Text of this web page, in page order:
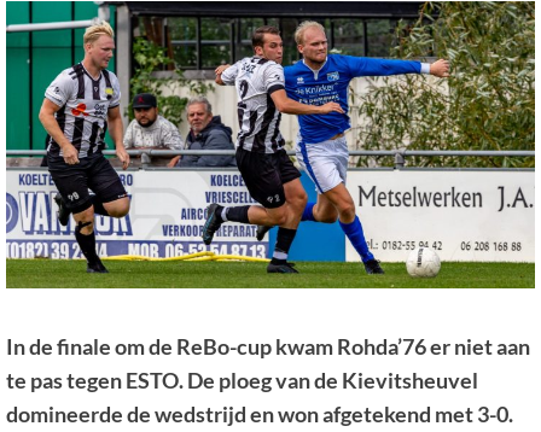
In de finale om de ReBo-cup kwam Rohda’76 er niet aan
te pas tegen ESTO. De ploeg van de Kievitsheuvel
domineerde de wedstrijd en won afgetekend met 3-0.